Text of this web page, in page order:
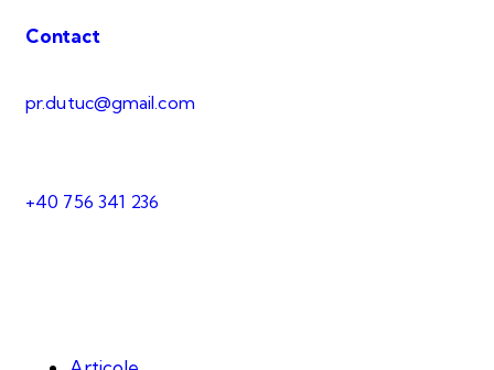
Contact
pr.dutuc@gmail.com
+40 756 341 236